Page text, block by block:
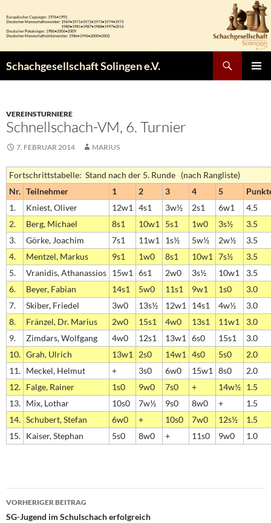
Inhalt
springen
Schachgesellschaft Solingen e.V.
VEREINSTURNIERE
Schnellschach-VM, 6. Turnier
7. FEBRUAR 2014 MARIUS
Fortschrittstabelle: Stand nach der 5. Runde (nach Rangliste)
Nr. Teilnehmer 1 2 3 4 5
1.
Kniest, Oliver 12w1 4s1 3w½ 2s1 6w1
4.5
2.
Berg, Michael 8s1 10w1 5s1 1w0 3s½
3.5
3.
Görke, Joachim 7s1 11w1 1s½ 5w½ 2w½
3.5
4.
Mentzel, Markus 9s1 1w0 8s1 10w1 7s½
3.5
5.
Vranidis, Athanassios 15w1 6s1 2w0 3s½ 10w1
3.5
6.
Beyer, Fabian 14s1 5w0 11s1 9w1 1s0
3.0
7.
Skiber, Friedel 3w0 13s½ 12w1 14s1 4w½
3.0
8.
Fränzel, Dr. Marius 2w0 15s1 4w0 13s1 11w1
3.0
9.
Zimdars, Wolfgang 4w0 12s1 13w1 6s0 15s1
3.0
10. Grah, Ulrich 13w1 2s0 14w1 4s0 5s0
2.0
11. Meckel, Helmut + 3s0 6w0 15w1 8s0
2.0
12. Falge, Rainer 1s0 9w0 7s0 + 14w½ 1.5
13. Mix, Lothar 10s0 7w½ 9s0 8w0 +
1.5
14. Schubert, Stefan 6w0 + 10s0 7w0 12s½
1.5
15. Kaiser, Stephan 5s0 8w0 + 11s0 9w0 1.0
Beitragsnavigation
VORHERIGER BEITRAG
SG-Jugend im Schulschach erfolgreich